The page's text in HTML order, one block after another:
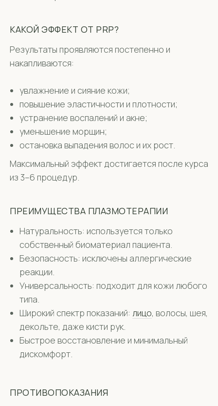
КАКОЙ ЭФФЕКТ ОТ PRP?
Результаты проявляются постепенно и
накапливаются:
увлажнение и сияние кожи;
повышение эластичности и плотности;
устранение воспалений и акне;
уменьшение морщин;
остановка выпадения волос и их рост.
Максимальный эффект достигается после курса
из 3–6 процедур.
ПРЕИМУЩЕСТВА ПЛАЗМОТЕРАПИИ
Натуральность: используется только
собственный биоматериал пациента.
Безопасность: исключены аллергические
реакции.
Универсальность: подходит для кожи любого
типа.
Широкий спектр показаний: лицо, волосы, шея,
декольте, даже кисти рук.
Быстрое восстановление и минимальный
дискомфорт.
ПРОТИВОПОКАЗАНИЯ